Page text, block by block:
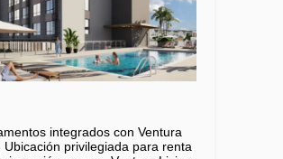
integrados con Ventura
Ubicación privilegiada para renta